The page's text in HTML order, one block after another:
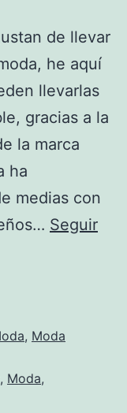
de llevar
he aquí
llevarlas
gracias a la
la marca
ha
medias con
Seguir
, Moda
, Moda,